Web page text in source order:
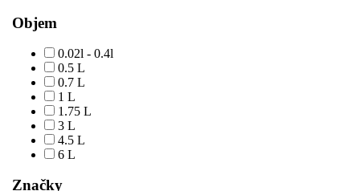
Objem
0.02l - 0.4l
0.5 L
0.7 L
1 L
1.75 L
3 L
4.5 L
6 L
Značky